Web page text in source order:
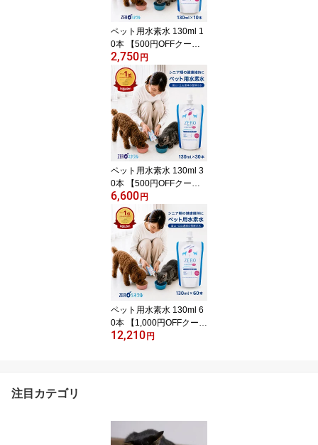
猫水 犬水 水素 ペットの
水 ランキング ミネラル
ゼロ
ペット用水素水 130ml 1
0本 【500円OFFクーポ
ンあり】【ポイント3
倍】 犬 水素水 ペット 水
素水 猫 水素水 犬の水 猫
用水 犬用 水 猫用 ペット
用 保存水 ペット水素水
ペットの水素水 ペット用
水 犬用水 ペット水 猫の
水 猫水 犬水 水素 ペット
の水 ランキング ミネラ
ルゼロ
2,750 円
ペット用水素水 130ml 3
0本 【500円OFFクーポ
ン】【ポイント3倍】 犬
水素水 ペット 水素水 猫
水素水 犬の水 猫用水 犬
用 水 猫用 ペット用 保存
水 災害 ペット水素水 ペ
ットの水素水 ペット用水
犬用水 ペット水 猫の水
猫水 犬水 水素 ペットの
水 ランキング ミネラル
ゼロ
6,600 円
ペット用水素水 130ml 6
0本 【1,000円OFFクーポ
ン】【ポイント5倍】 犬
ランキング ミネラルゼロ
12,210 円
注目カテゴリ